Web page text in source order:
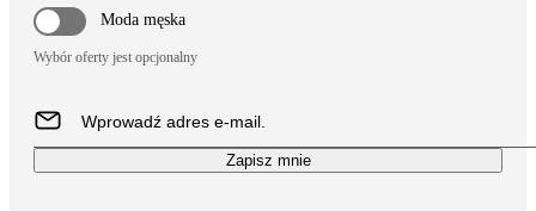
Moda męska
Wybór oferty jest opcjonalny
Zapisz mnie